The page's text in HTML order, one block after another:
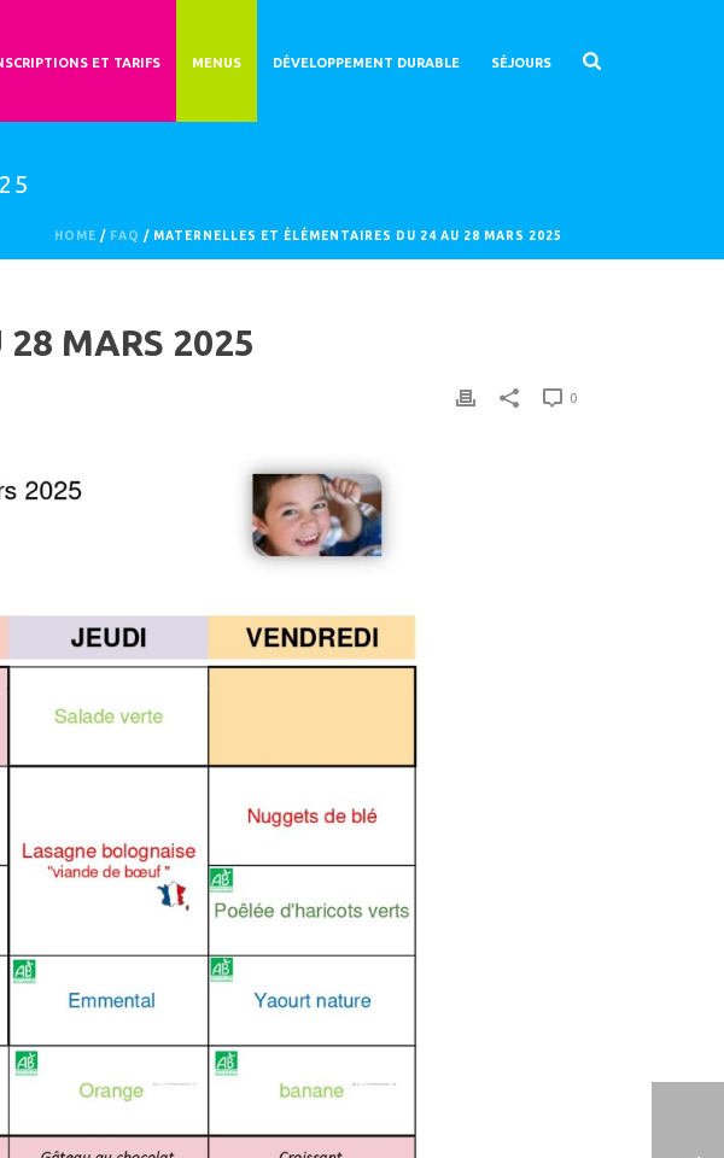
ET TARIFS MENUS DÉVELOPPEMENT DURABLE SÉJOURS
HOME / FAQ / MATERNELLES ET ÉLÉMENTAIRES DU 24 AU 28 MARS 2025
28 MARS 2025
0